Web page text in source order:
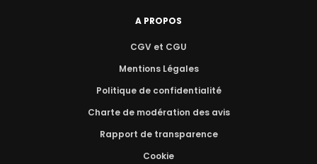
A PROPOS
CGV et CGU
Mentions Légales
Politique de confidentialité
Charte de modération des avis
Rapport de transparence
Cookie